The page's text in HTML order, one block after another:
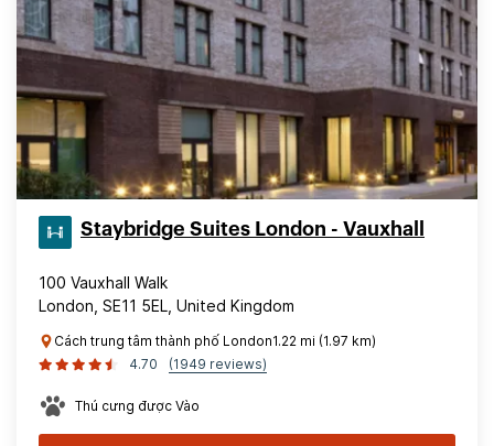
Staybridge Suites London - Vauxhall
100 Vauxhall Walk
London, SE11 5EL, United Kingdom
Cách trung tâm thành phố London1.22 mi (1.97 km)
4.70
(1949 reviews)
Thú cưng được Vào